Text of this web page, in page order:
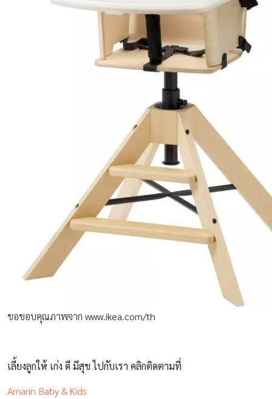
ขอขอบคุณภาพจาก www.ikea.com/th
เลี้ยงลูกให้ เก่ง ดี มีสุข ไปกับเรา คลิกติดตามที่
Amarin Baby & Kids